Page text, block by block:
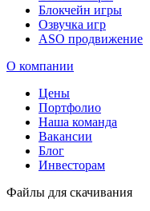
Блокчейн игры
Озвучка игр
ASO продвижение
О компании
Цены
Портфолио
Наша команда
Вакансии
Блог
Инвесторам
Файлы для скачивания